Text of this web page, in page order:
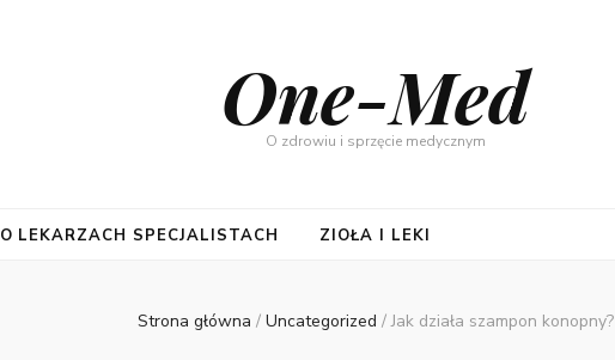
One-Med
O zdrowiu i sprzęcie medycznym
O LEKARZACH SPECJALISTACH ZIOŁA I LEKI
Strona główna / Uncategorized / Jak działa szampon konopny?